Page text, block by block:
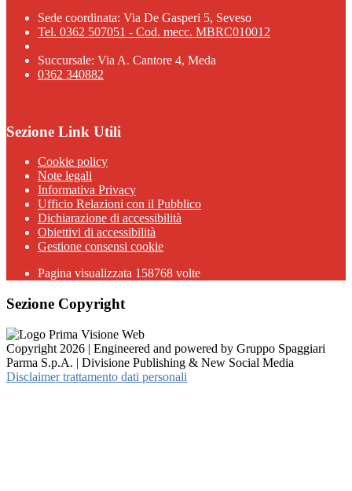
Sede coordinata: Via De Gasperi 5, Seveso
Tel. 0362 507051 - Cod. mecc. MBRC010012
Succursale: Via A. Cantore 4, Meda
0362 340882
Sezione Link Utili
Cookie policy
Note legali
Informativa Privacy
Ufficio Relazioni con il Pubblico
Dichiarazione di accessibilità
Obiettivi di accessibilità
Gestione consensi cookie
Pagina visualizzata 158768 volte
Sezione Copyright
Copyright 2026 | Engineered and powered by Gruppo Spaggiari
Parma S.p.A. | Divisione Publishing & New Social Media
Disclaimer trattamento dati personali